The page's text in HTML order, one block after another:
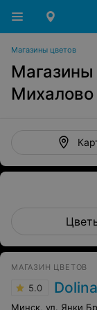
Магазины цветов
Магазины
МАГАЗИН ЦВЕТОВ
5.0
Минск, ул. Янки